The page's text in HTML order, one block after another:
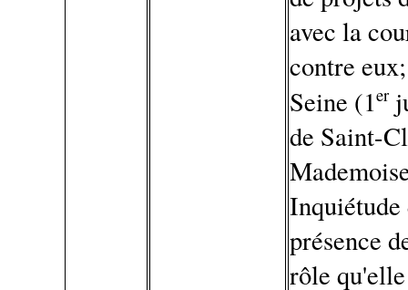
avec la
contre
Seine (1er
de Saint-
présence
rôle